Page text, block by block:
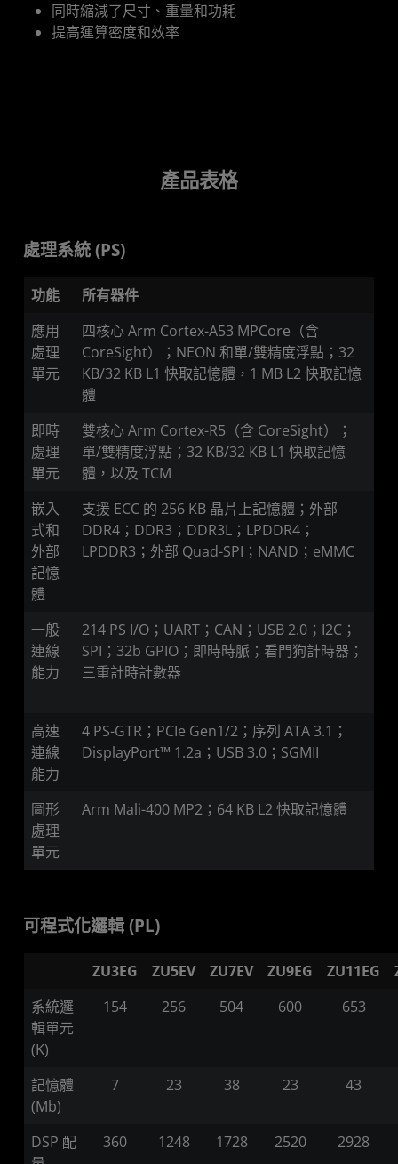
同時縮減了尺寸、重量和功耗
提高運算密度和效率
產品表格
處理系統 (PS)
功能
所有器件
應用
處理
單元
四核心 Arm Cortex-A53 MPCore（含
CoreSight）；NEON 和單/雙精度浮點；32
KB/32 KB L1 快取記憶體，1 MB L2 快取記憶
體
即時
處理
單元
雙核心 Arm Cortex-R5（含 CoreSight）；
單/雙精度浮點；32 KB/32 KB L1 快取記憶
體，以及 TCM
嵌入
式和
外部
記憶
體
支援 ECC 的 256 KB 晶片上記憶體；外部
DDR4；DDR3；DDR3L；LPDDR4；
LPDDR3；外部 Quad-SPI；NAND；eMMC
一般
連線
能力
214 PS I/O；UART；CAN；USB 2.0；I2C；
SPI；32b GPIO；即時時脈；看門狗計時器；
三重計時計數器
高速
連線
能力
4 PS-GTR；PCIe Gen1/2；序列 ATA 3.1；
DisplayPort™ 1.2a；USB 3.0；SGMII
圖形
處理
單元
Arm Mali-400 MP2；64 KB L2 快取記憶體
可程式化邏輯 (PL)
ZU3EG ZU5EV ZU7EV ZU9EG ZU11EG
系統邏
輯單元
(K)
154 256 504 600 653
記憶體
(Mb)
7 23 38 23 43
DSP 配
360 1248 1728 2520 2928